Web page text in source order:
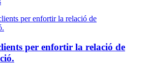
per enfortir la relació de